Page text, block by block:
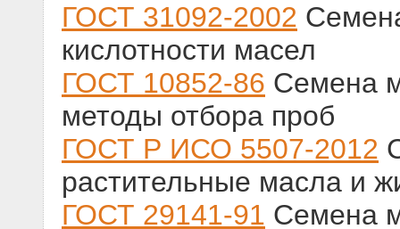
ГОСТ 31092-2002
кислотности масел
ГОСТ 10852-86 Семена
методы отбора проб
ГОСТ Р ИСО 5507-2012
растительные масла и
ГОСТ 29141-91 Семена